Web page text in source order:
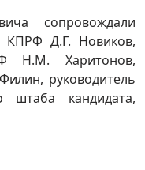
сопровождали
КПРФ Д.Г. Новиков,
Н.М. Харитонов,
руководитель
штаба кандидата,